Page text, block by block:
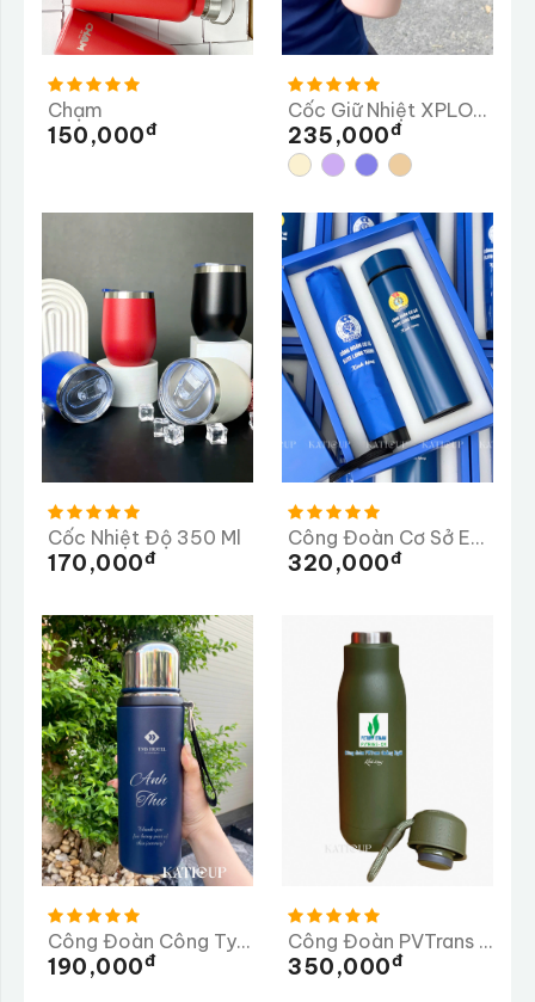
Chạm
150,000Đ
Cốc Giữ Nhiệt XPLORY 480ML
235,000Đ
Cốc Nhiệt Độ 350 Ml
170,000Đ
Công Đoàn Cơ Sở ELITE Long Thành
320,000Đ
Công Đoàn Công Ty TNHH TMS Hotel Đà Nẵng
190,000Đ
Công Đoàn PVTrans Quảng Ngãi
350,000Đ